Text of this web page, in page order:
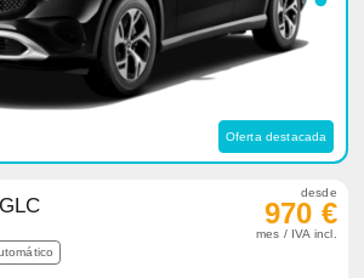
Oferta destacada
desde
970 €
mes / IVA incl.